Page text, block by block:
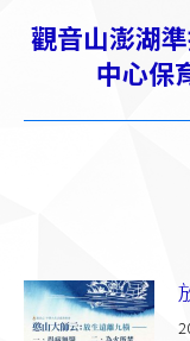
觀音山澎湖
中心保